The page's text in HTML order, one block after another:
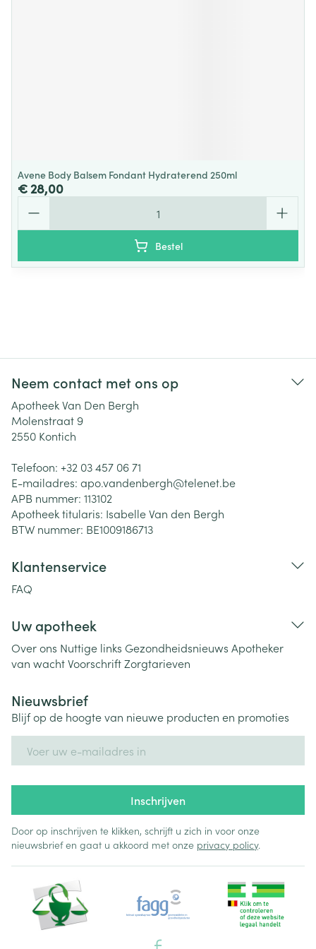
Avene Body Balsem Fondant Hydraterend 250ml
€ 28,00
Bestel
Neem contact met ons op
Apotheek Van Den Bergh
Molenstraat 9
2550 Kontich
Telefoon: +32 03 457 06 71
E-mailadres: apo.vandenbergh@telenet.be
APB nummer: 113102
Apotheek titularis: Isabelle Van den Bergh
BTW nummer: BE1009186713
Klantenservice
FAQ
Uw apotheek
Over ons Nuttige links Gezondheidsnieuws Apotheker
van wachtVoorschriftZorgtarieven
Nieuwsbrief
Blijf op de hoogte van nieuwe producten en promoties
Inschrijven
Door op inschrijven te klikken, schrijft u zich in voor onze
nieuwsbrief en gaat u akkoord met onze privacy policy.